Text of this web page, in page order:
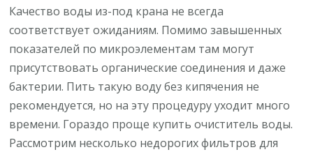
Лучшие
фильтры
с
обратным
осмосом
под
мойку
Качество воды из-под крана не всегда
соответствует ожиданиям. Помимо завышенных
показателей по микроэлементам там могут
присутствовать органические соединения и даже
бактерии. Пить такую воду без кипячения не
рекомендуется, но на эту процедуру уходит много
времени. Гораздо проще купить очиститель воды.
Рассмотрим несколько недорогих фильтров для